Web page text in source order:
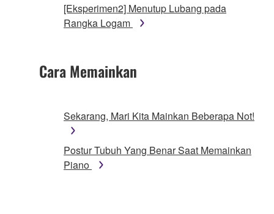
[Eksperimen2] Menutup Lubang pada
Rangka Logam
Cara Memainkan
Sekarang, Mari Kita Mainkan Beberapa Not!
Postur Tubuh Yang Benar Saat Memainkan
Piano